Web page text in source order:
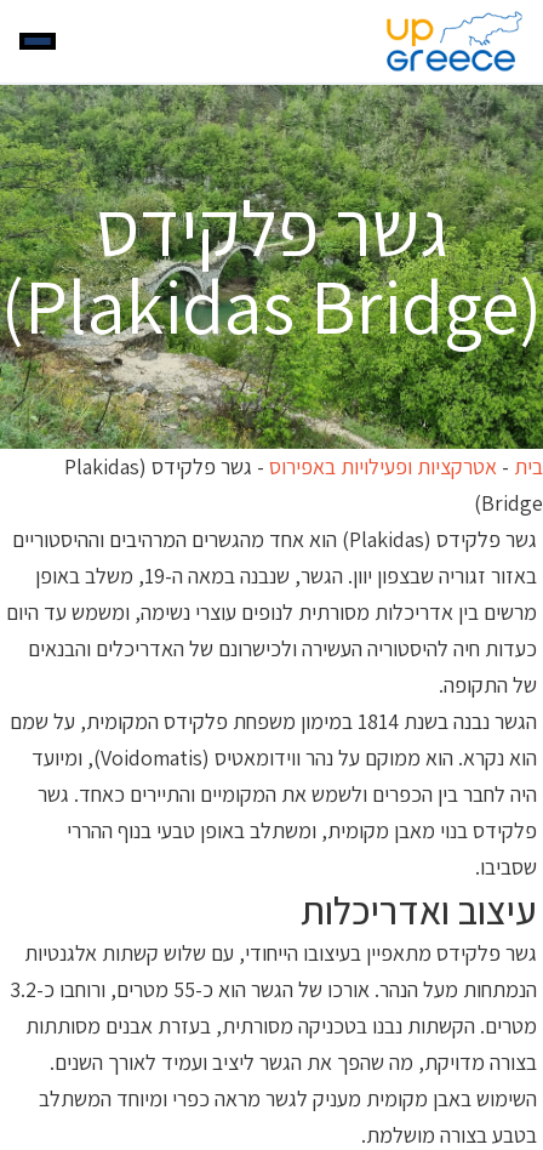
גשר פלקידס
(Plakidas Bridge)
בית - אטרקציות ופעילויות באפירוס -
גשר פלקידס (Plakidas
Bridge)
גשר פלקידס (Plakidas) הוא אחד מהגשרים המרהיבים וההיסטוריים
באזור זגוריה שבצפון יוון. הגשר, שנבנה במאה ה-19, משלב באופן
מרשים בין אדריכלות מסורתית לנופים עוצרי נשימה, ומשמש עד היום
כעדות חיה להיסטוריה העשירה ולכישרונם של האדריכלים והבנאים
של התקופה.
הגשר נבנה בשנת 1814 במימון משפחת פלקידס המקומית, על שמם
הוא נקרא. הוא ממוקם על נהר ווידומאטיס (Voidomatis), ומיועד
היה לחבר בין הכפרים ולשמש את המקומיים והתיירים כאחד. גשר
פלקידס בנוי מאבן מקומית, ומשתלב באופן טבעי בנוף ההררי
שסביבו.
עיצוב ואדריכלות
גשר פלקידס מתאפיין בעיצובו הייחודי, עם שלוש קשתות אלגנטיות
הנמתחות מעל הנהר. אורכו של הגשר הוא כ-55 מטרים, ורוחבו כ-3.2
מטרים. הקשתות נבנו בטכניקה מסורתית, בעזרת אבנים מסותתות
בצורה מדויקת, מה שהפך את הגשר ליציב ועמיד לאורך השנים.
השימוש באבן מקומית מעניק לגשר מראה כפרי ומיוחד המשתלב
בטבע בצורה מושלמת.